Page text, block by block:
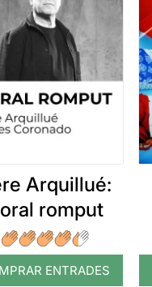
Arquillué:
romput
ENTRADES